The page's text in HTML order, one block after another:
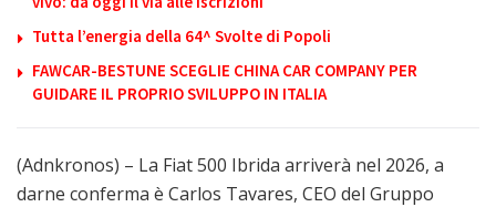
Tutta l’energia della 64^ Svolte di Popoli
FAWCAR-BESTUNE SCEGLIE CHINA CAR COMPANY PER
GUIDARE IL PROPRIO SVILUPPO IN ITALIA
(Adnkronos) – La Fiat 500 Ibrida arriverà nel 2026, a
darne conferma è Carlos Tavares, CEO del Gruppo